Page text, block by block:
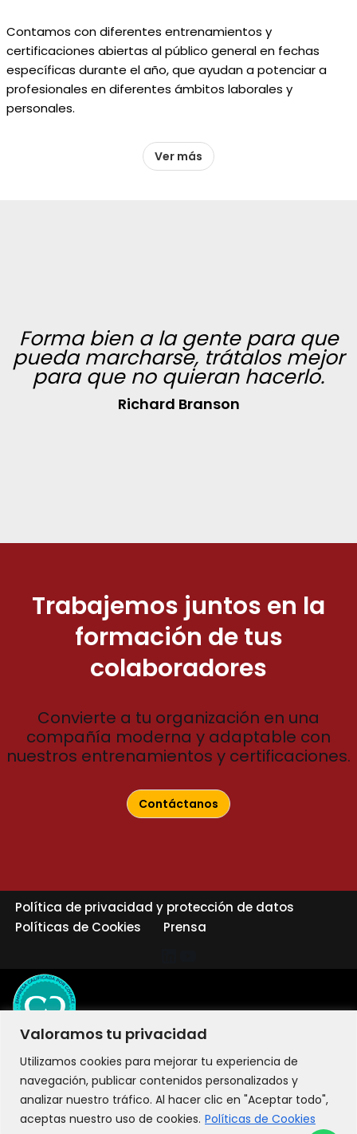
Valoramos tu privacidad
Utilizamos cookies para mejorar tu experiencia de
navegación, publicar contenidos personalizados y
analizar nuestro tráfico. Al hacer clic en "Aceptar todo",
aceptas nuestro uso de cookies. Políticas de Cookies
Contamos con diferentes entrenamientos y
certificaciones abiertas al público general en fechas
específicas durante el año, que ayudan a potenciar a
profesionales en diferentes ámbitos laborales y
personales.
Ver más
Forma bien a la gente para que
pueda marcharse, trátalos mejor
para que no quieran hacerlo.
Richard Branson
Trabajemos juntos en la
formación de tus
colaboradores
Convierte a tu organización en una
compañía moderna y adaptable con
nuestros entrenamientos y certificaciones.
Contáctanos
Política de privacidad y protección de datos
Políticas de Cookies
Prensa